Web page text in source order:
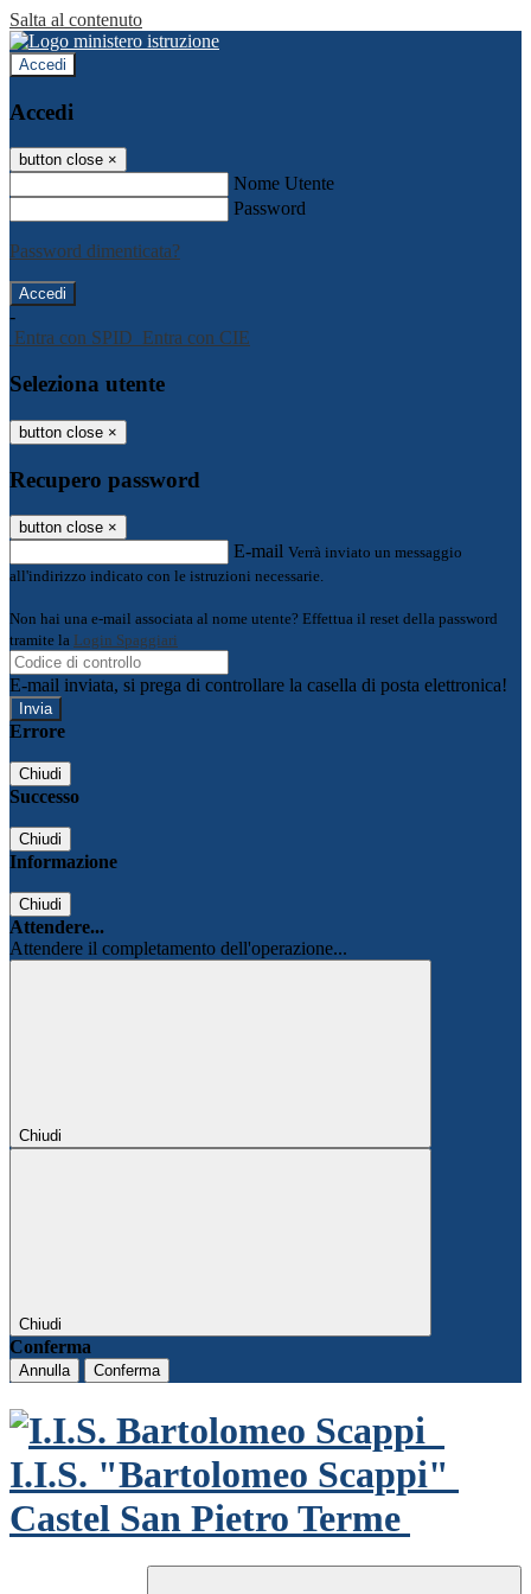
Salta al contenuto
Accedi
Accedi
button close ×
Nome Utente
Password
Password dimenticata?
-
Entra con SPID Entra con CIE
Seleziona utente
button close ×
Recupero password
button close ×
E-mail Verrà inviato un messaggio
all'indirizzo indicato con le istruzioni necessarie.
Non hai una e-mail associata al nome utente? Effettua il reset della password
tramite la Login Spaggiari
E-mail inviata, si prega di controllare la casella di posta elettronica!
Errore
Chiudi
Successo
Chiudi
Informazione
Chiudi
Attendere...
Attendere il completamento dell'operazione...
Chiudi
Chiudi
Conferma
Annulla Conferma
I.I.S. "Bartolomeo Scappi"
Castel San Pietro Terme